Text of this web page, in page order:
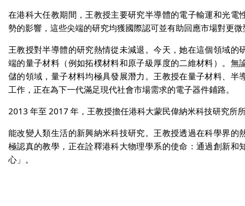
在港科大任教期間，王教授主要研究半導體的電子輸運和光電
勢的影響，這些尖端的研究均獲國際認可並有助回應市場對更微
王教授對半導體的研究熱情從未減退。今天，她在這個領域的
端的量子材料（例如拓樸材料和原子級厚度的二維材料）。無
儲的領域，量子材料均極具發展潛力。王教授在量子材料、半
工作，正在為下一代滿足現代社會市場需求的電子器件鋪路。
2013 年至 2017 年，王教授擔任港科大蒙民偉納米科技研究所
能改變人類生活的新興納米科技研究。王教授透過在科學界的
極認真的教學，正在詮釋港科大物理學系的使命：通過創新和
心」。